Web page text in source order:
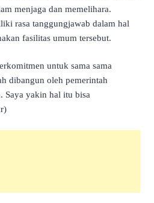
menjaga dan memelihara.
rasa tanggungjawab dalam hal
fasilitas umum tersebut.
untuk sama sama
dibangun oleh pemerintah
Saya yakin hal itu bisa